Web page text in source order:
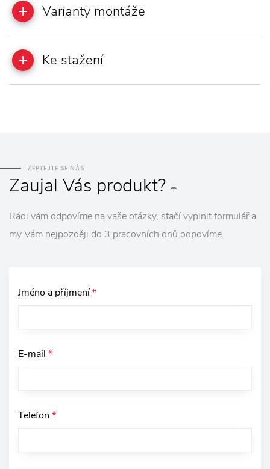
Varianty montáže
Ke stažení
ZEPTEJTE SE NÁS
Zaujal Vás produkt?
Rádi vám odpovíme na vaše otázky, stačí vyplnit formulář a
my Vám nejpozději do 3 pracovních dnů odpovíme.
Jméno a příjmení*
E-mail *
Telefon *